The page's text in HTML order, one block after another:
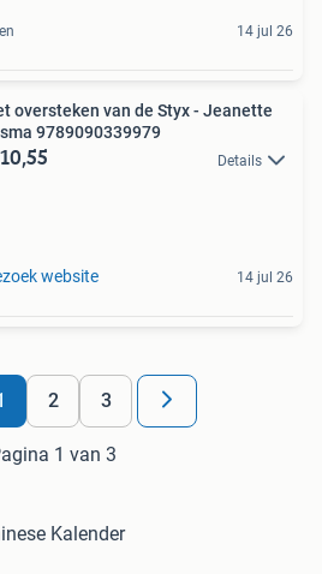
14 jul 26
oversteken van de Styx - Jeanette
9789090339979
Details
website 14 jul 26
2 3
1 van 3
Kalender